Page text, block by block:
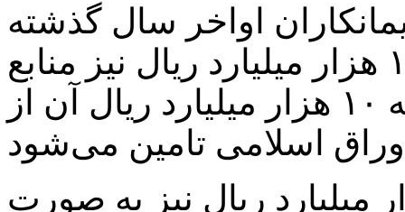
اواخر سال گذشته
تامین شده و برای این طرح ۱۳ هزار میلیارد ریال نیز منابع
جدید در حال پرداخت است که ۱۰ هزار میلیارد ریال آن از
میلیارد ریال نیز به صورت